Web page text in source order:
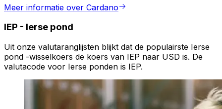
Meer informatie over Cardano
IEP - Ierse pond
Uit onze valutaranglijsten blijkt dat de populairste Ierse
pond -wisselkoers de koers van IEP naar USD is. De
valutacode voor Ierse ponden is IEP.